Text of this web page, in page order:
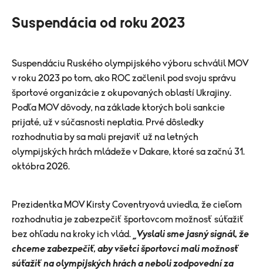
Suspendácia od roku 2023
Suspendáciu Ruského olympijského výboru schválil MOV
v roku 2023 po tom, ako ROC začlenil pod svoju správu
športové organizácie z okupovaných oblastí Ukrajiny.
Podľa MOV dôvody, na základe ktorých boli sankcie
prijaté, už v súčasnosti neplatia. Prvé dôsledky
rozhodnutia by sa mali prejaviť už na letných
olympijských hrách mládeže v Dakare, ktoré sa začnú 31.
októbra 2026.
Prezidentka MOV Kirsty Coventryová uviedla, že cieľom
rozhodnutia je zabezpečiť športovcom možnosť súťažiť
bez ohľadu na kroky ich vlád.
„Vyslali sme jasný signál, že
chceme zabezpečiť, aby všetci športovci mali možnosť
súťažiť na olympijských hrách a neboli zodpovední za